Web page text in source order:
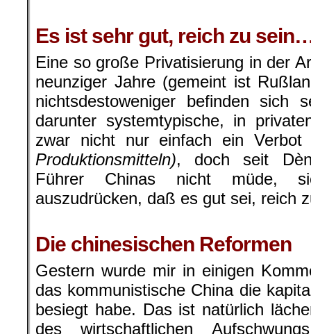
Es ist sehr gut, reich zu
Eine so große Privatisierung in der
neunziger Jahre (gemeint ist
nichtsdestoweniger befinden sich
darunter systemtypische, in
zwar nicht nur einfach ein
Produktionsmitteln), doch seit
Führer Chinas nicht müde,
auszudrücken, daß es gut sei, reich
Die chinesischen Reformen
Gestern wurde mir in einigen
das kommunistische China die
besiegt habe. Das ist natürlich
des wirtschaftlichen